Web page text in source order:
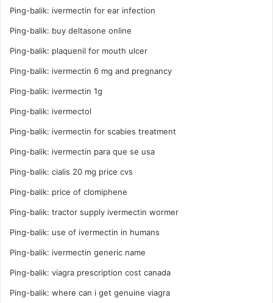
Ping-balik: ivermectin for ear infection
Ping-balik: buy deltasone online
Ping-balik: plaquenil for mouth ulcer
Ping-balik: ivermectin 6 mg and pregnancy
Ping-balik: ivermectin 1g
Ping-balik: ivermectol
Ping-balik: ivermectin for scabies treatment
Ping-balik: ivermectin para que se usa
Ping-balik: cialis 20 mg price cvs
Ping-balik: price of clomiphene
Ping-balik: tractor supply ivermectin wormer
Ping-balik: use of ivermectin in humans
Ping-balik: ivermectin generic name
Ping-balik: viagra prescription cost canada
Ping-balik: where can i get genuine viagra